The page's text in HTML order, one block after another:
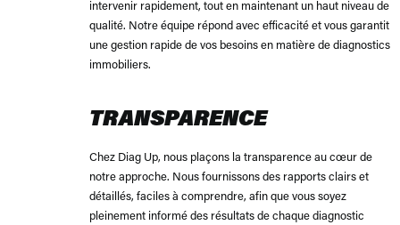
intervenir rapidement, tout en maintenant un haut niveau de
qualité. Notre équipe répond avec efficacité et vous garantit
une gestion rapide de vos besoins en matière de diagnostics
immobiliers.
TRANSPARENCE
Chez Diag Up, nous plaçons la transparence au cœur de
notre approche. Nous fournissons des rapports clairs et
détaillés, faciles à comprendre, afin que vous soyez
pleinement informé des résultats de chaque diagnostic